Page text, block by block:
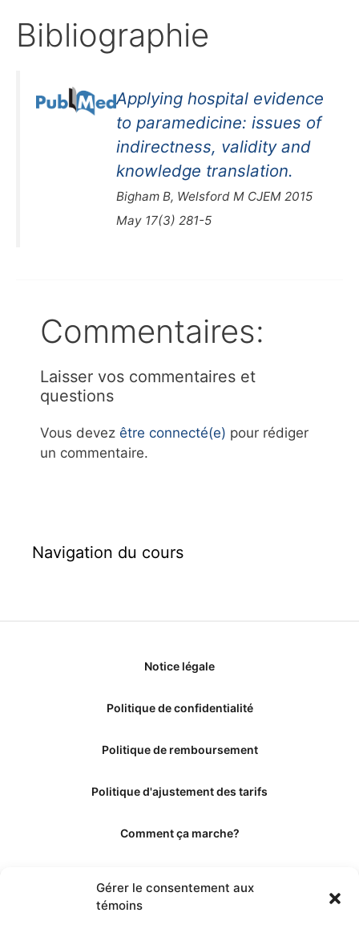
Gérer le consentement aux
témoins
Bibliographie
Applying hospital evidence
to paramedicine: issues of
indirectness, validity and
knowledge translation.
Bigham B, Welsford M CJEM 2015
May 17(3) 281-5
Commentaires:
Laisser vos commentaires et
questions
Vous devez être connecté(e) pour rédiger
un commentaire.
Navigation du cours
Notice légale
Politique de confidentialité
Politique de remboursement
Politique d'ajustement des tarifs
Comment ça marche?